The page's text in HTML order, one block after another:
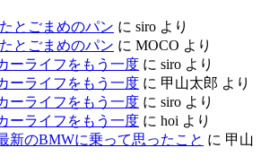
とごまめのパン に siro より
とごまめのパン に MOCO より
ーライフをもう一度 に siro より
ーライフをもう一度 に 甲山太郎 より
ーライフをもう一度 に siro より
ーライフをもう一度 に hoi より
のBMWに乗って思ったこと に 甲山